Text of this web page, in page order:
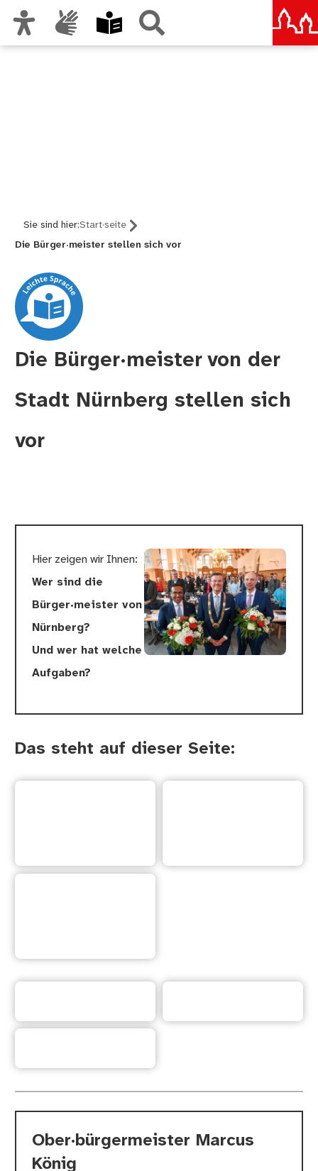
Zur Hauptnavigation
Zum Inhalt
Sie sind hier:Start·seite
Die Bürger·meister stellen sich vor
Die Bürger·meister von der
Stadt Nürnberg stellen sich
vor
Hier zeigen wir Ihnen:
Wer sind die
Bürger·meister von
Nürnberg?
Und wer hat welche
Aufgaben?
Das steht auf dieser Seite:
Ober·bürgermeister Marcus
König